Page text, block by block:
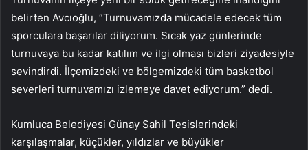
belirten Avcıoğlu, “Turnuvamızda mücadele edecek tüm
sporculara başarılar diliyorum. Sıcak yaz günlerinde
turnuvaya bu kadar katılım ve ilgi olması bizleri ziyadesiyle
sevindirdi. İlçemizdeki ve bölgemizdeki tüm basketbol
severleri turnuvamızı izlemeye davet ediyorum.” dedi.
Kumluca Belediyesi Günay Sahil Tesislerindeki
karşılaşmalar, küçükler, yıldızlar ve büyükler